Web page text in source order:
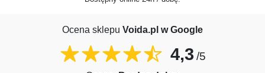
Ocena sklepu Voida.pl w Google
4,3 /5